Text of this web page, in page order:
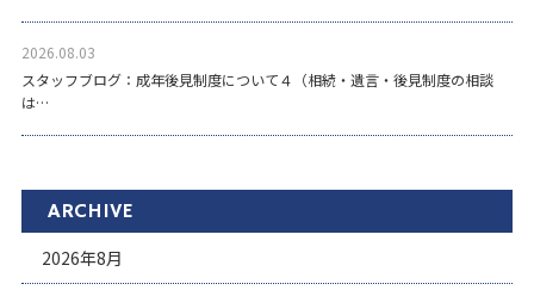
2026.08.03
スタッフブログ：成年後見制度について４（相続・遺言・後見制度の相談
は…
ARCHIVE
2026年8月